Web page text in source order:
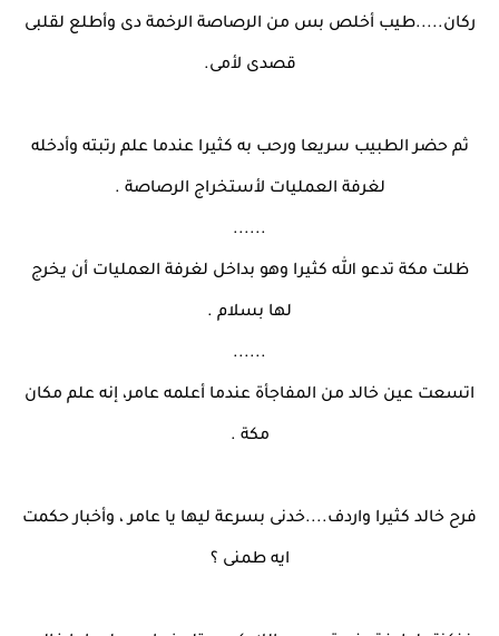
ركان.....طيب أخلص بس من الرصاصة الرخمة دى وأطلع لقلبى
قصدى لأمى.
ثم حضر الطبيب سريعا ورحب به كثيرا عندما علم رتبته وأدخله
لغرفة العمليات لأستخراج الرصاصة .
......
ظلت مكة تدعو الله كثيرا وهو بداخل لغرفة العمليات أن يخرج
لها بسلام .
......
اتسعت عين خالد من المفاجأة عندما أعلمه عامر، إنه علم مكان
مكة .
فرح خالد كثيرا واردف....خدنى بسرعة ليها يا عامر ، وأخبار حكمت
ايه طمنى ؟